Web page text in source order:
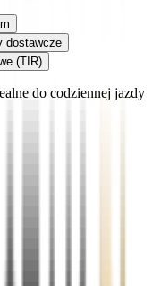
dostawcze
(TIR)
do codziennej jazdy